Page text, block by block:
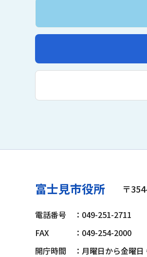
富士見市役所 〒
電話番号
：049-251-2711
FAX
：049-254-2000
開庁時間
：月曜日から金曜